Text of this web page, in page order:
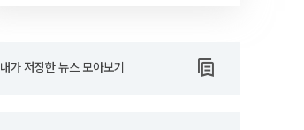
내가 저장한 뉴스 모아보기